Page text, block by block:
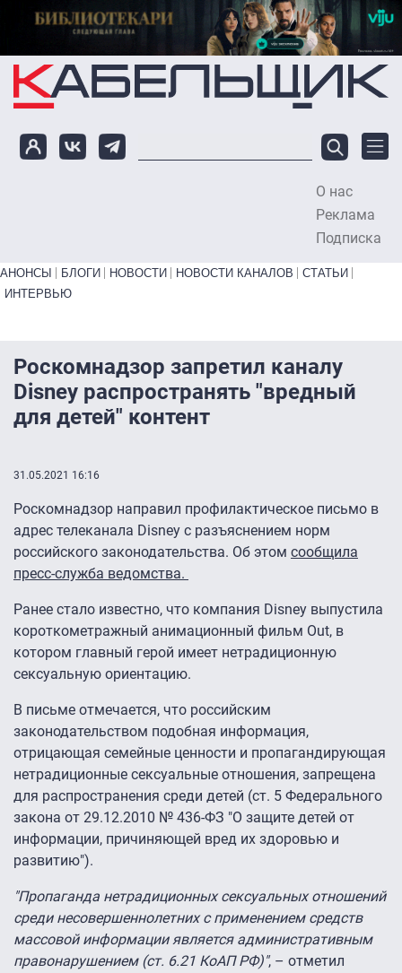
Перейти к основному содержанию
О нас
Реклама
Подписка
Primary links bottom
АНОНСЫ БЛОГИ НОВОСТИ НОВОСТИ КАНАЛОВ
СТАТЬИ
ИНТЕРВЬЮ
Роскомнадзор запретил каналу
Disney распространять "вредный
для детей" контент
31.05.2021 16:16
Роскомнадзор направил профилактическое письмо в
адрес телеканала Disney с разъяснением норм
российского законодательства. Об этом сообщила
пресс-служба ведомства.
Ранее стало известно, что компания Disney выпустила
короткометражный анимационный фильм Out, в
котором главный герой имеет нетрадиционную
сексуальную ориентацию.
В письме отмечается, что российским
законодательством подобная информация,
отрицающая семейные ценности и пропагандирующая
нетрадиционные сексуальные отношения, запрещена
для распространения среди детей (ст. 5 Федерального
закона от 29.12.2010 № 436-ФЗ "О защите детей от
информации, причиняющей вред их здоровью и
развитию").
"Пропаганда нетрадиционных сексуальных отношений
среди несовершеннолетних с применением средств
массовой информации является административным
правонарушением (ст. 6.21 КоАП РФ)", – отметил